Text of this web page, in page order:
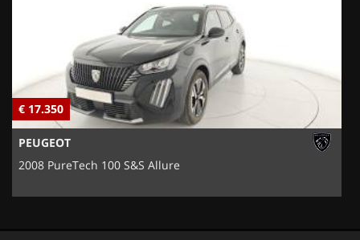
€ 17.350
PEUGEOT
2008 PureTech 100 S&S Allure